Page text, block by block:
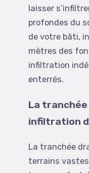
laisser
profondes du
de votre bâti,
mètres des
infiltration
enterrés.
La tranchée
infiltration
La tranchée
terrains